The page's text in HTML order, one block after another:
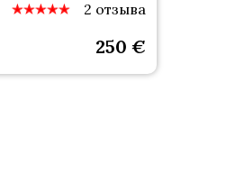
2 отзыва
250 €